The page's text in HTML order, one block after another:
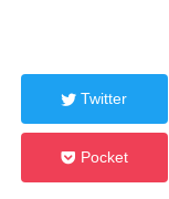
Twitter
Pocket